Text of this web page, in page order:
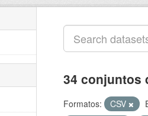
34 conjuntos
Formatos: CSV